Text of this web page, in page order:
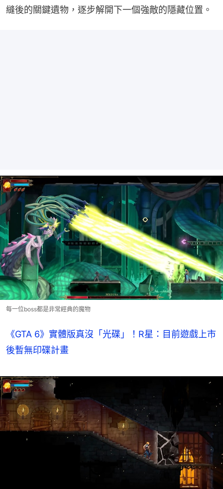
縫後的關鍵遺物，逐步解開下一個強敵的隱藏位置。
每一位boss都是非常經典的魔物
《GTA 6》實體版真沒「光碟」！R星：目前遊戲上市
後暫無印碟計畫